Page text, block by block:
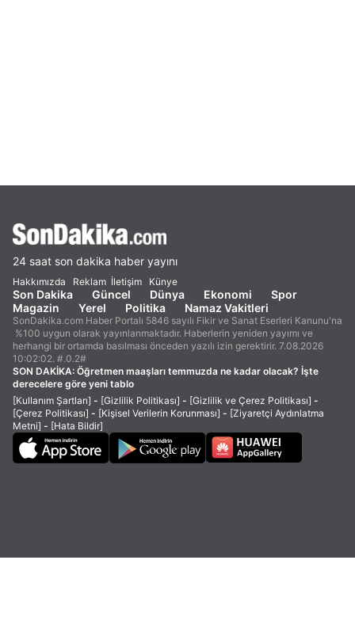
24 saat son dakika haber yayını
Hakkımızda Reklam İletişim Künye
Son Dakika Güncel Dünya Ekonomi
Spor
Magazin
Yerel Politika Namaz Vakitleri
SonDakika.com Haber Portalı 5846 sayılı Fikir ve Sanat Eserleri Kanunu'na
%100 uygun olarak yayınlanmaktadır. Haberlerin yeniden yayımı ve
herhangi bir ortamda basılması önceden yazılı izin gerektirir. 7.08.2026
10:02:02. #.0.2#
SON DAKİKA: Öğretmen maaşları temmuzda ne kadar olacak? İşte
derecelere göre yeni tablo
[Kullanım Şartları] - [Gizlilik Politikası] - [Gizlilik ve Çerez Politikası] -
[Çerez Politikası] - [Kişisel Verilerin Korunması] - [Ziyaretçi Aydınlatma
Metni] - [Hata Bildir]